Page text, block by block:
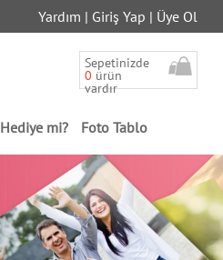
Yardım | Giriş Yap | Üye Ol
Sepetinizde
0 ürün
vardır
Hediye mi? Foto Tablo